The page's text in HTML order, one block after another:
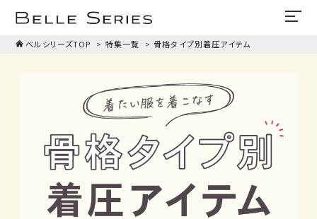
ベルシリーズTOP 特集一覧 骨格タイプ別着圧アイテム